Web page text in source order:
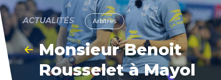
ACTUALITÉS Arbitres
Monsieur Benoit
Rousselet à Mayol